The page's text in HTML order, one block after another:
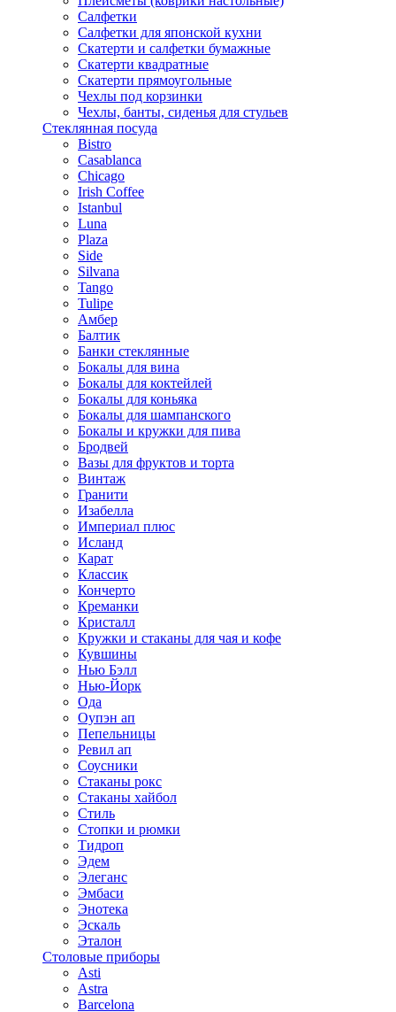
Салфетки
Салфетки для японской кухни
Скатерти и салфетки бумажные
Скатерти квадратные
Скатерти прямоугольные
Чехлы под корзинки
Чехлы, банты, сиденья для стульев
Стеклянная посуда
Bistro
Casablanca
Chicago
Irish Coffee
Istanbul
Luna
Plaza
Side
Silvana
Tango
Tulipe
Амбер
Балтик
Банки стеклянные
Бокалы для вина
Бокалы для коктейлей
Бокалы для коньяка
Бокалы для шампанского
Бокалы и кружки для пива
Бродвей
Вазы для фруктов и торта
Винтаж
Гранити
Изабелла
Империал плюс
Исланд
Карат
Классик
Кончерто
Креманки
Кристалл
Кружки и стаканы для чая и кофе
Кувшины
Нью Бэлл
Нью-Йорк
Ода
Оупэн ап
Пепельницы
Ревил ап
Соусники
Стаканы рокс
Стаканы хайбол
Стиль
Стопки и рюмки
Тидроп
Эдем
Элеганс
Эмбаси
Энотека
Эскаль
Эталон
Столовые приборы
Asti
Astra
Barcelona